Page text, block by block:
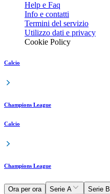
Help e Faq
Info e contatti
Termini del servizio
Utilizzo dati e privacy
Cookie Policy
Calcio
Champions League
Calcio
Champions League
Ora per ora Serie A Serie B